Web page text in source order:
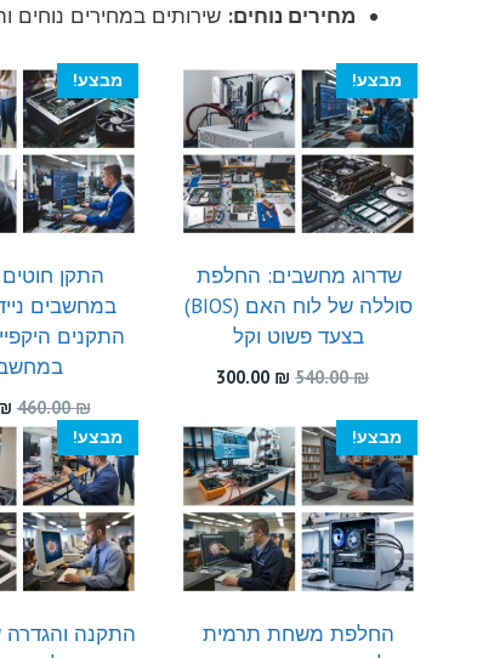
מחירים נוחים: שירותים במחירים נוחים
מבצע!
שדרוג מחשבים: החלפת
סוללה של לוח האם (BIOS)
בצעד פשוט וקל
540.00₪
המחיר
היה:
540.00 ₪.
300.00 ₪
המחיר
הוא:
300.00 ₪.
מבצע!
התקן
במחשבים
התקנים
460.00₪
מבצע!
החלפת משחת תרמית
מבצע!
התקנה